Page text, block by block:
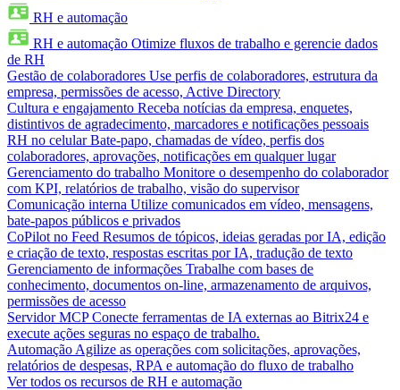
RH e automação
RH e automação Otimize fluxos de trabalho e gerencie dados
de RH
Gestão de colaboradores Use perfis de colaboradores, estrutura da
empresa, permissões de acesso, Active Directory
Cultura e engajamento Receba notícias da empresa, enquetes,
distintivos de agradecimento, marcadores e notificações pessoais
RH no celular Bate-papo, chamadas de vídeo, perfis dos
colaboradores, aprovações, notificações em qualquer lugar
Gerenciamento do trabalho Monitore o desempenho do colaborador
com KPI, relatórios de trabalho, visão do supervisor
Comunicação interna Utilize comunicados em vídeo, mensagens,
bate-papos públicos e privados
CoPilot no Feed Resumos de tópicos, ideias geradas por IA, edição
e criação de texto, respostas escritas por IA, tradução de texto
Gerenciamento de informações Trabalhe com bases de
conhecimento, documentos on-line, armazenamento de arquivos,
permissões de acesso
Servidor MCP Conecte ferramentas de IA externas ao Bitrix24 e
execute ações seguras no espaço de trabalho.
Automação Agilize as operações com solicitações, aprovações,
relatórios de despesas, RPA e automação do fluxo de trabalho
Ver todos os recursos de RH e automação